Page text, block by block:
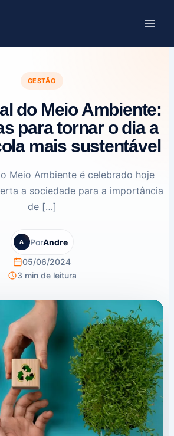
GESTÃO
do Meio Ambiente:
para tornar o dia a
mais sustentável
Meio Ambiente é celebrado hoje
a sociedade para a importância
de […]
A PorAndre
05/06/2024
3 min de leitura